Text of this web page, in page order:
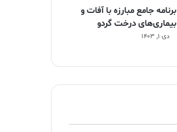
برنامه جامع مبارزه با آفات و
بیماری‌های درخت گردو
دی ۱, ۱۴۰۳